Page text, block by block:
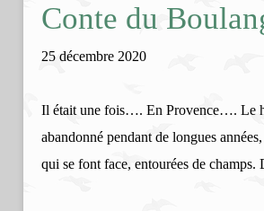
Conte du
25 décembre 2020
Il était une fois…. En Provence…. Le
abandonné pendant de longues
qui se font face, entourées de champs.